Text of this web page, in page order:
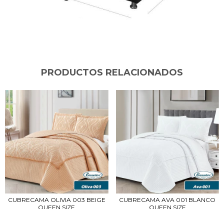
PRODUCTOS RELACIONADOS
CUBRECAMA OLIVIA 003 BEIGE
QUEEN SIZE
CUBRECAMA AVA 001 BLANCO
QUEEN SIZE